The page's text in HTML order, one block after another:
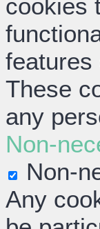
cookies
features
These
any
Non-
Non-
Any